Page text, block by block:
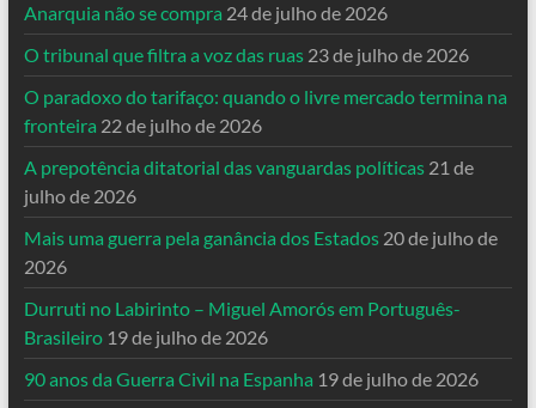
Anarquia não se compra 24 de julho de 2026
O tribunal que filtra a voz das ruas 23 de julho de 2026
O paradoxo do tarifaço: quando o livre mercado termina na
fronteira 22 de julho de 2026
A prepotência ditatorial das vanguardas políticas 21 de
julho de 2026
Mais uma guerra pela ganância dos Estados 20 de julho de
2026
Durruti no Labirinto – Miguel Amorós em Português-
Brasileiro 19 de julho de 2026
90 anos da Guerra Civil na Espanha 19 de julho de 2026